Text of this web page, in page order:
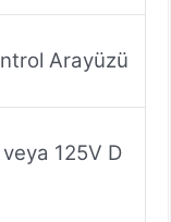
Arayüzü
125V D